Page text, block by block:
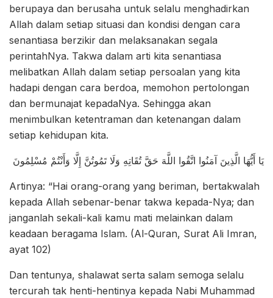
berupaya dan berusaha untuk selalu menghadirkan
Allah dalam setiap situasi dan kondisi dengan cara
senantiasa berzikir dan melaksanakan segala
perintahNya. Takwa dalam arti kita senantiasa
melibatkan Allah dalam setiap persoalan yang kita
hadapi dengan cara berdoa, memohon pertolongan
dan bermunajat kepadaNya. Sehingga akan
menimbulkan ketentraman dan ketenangan dalam
setiap kehidupan kita.
يَا أَيُّهَا الَّذِينَ آمَنُوا اتَّقُوا اللَّهَ حَقَّ تُقَاتِهِ وَلَا تَمُوتُنَّ إِلَّا وَأَنْتُمْ مُسْلِمُونَ
Artinya: “Hai orang-orang yang beriman, bertakwalah
kepada Allah sebenar-benar takwa kepada-Nya; dan
janganlah sekali-kali kamu mati melainkan dalam
keadaan beragama Islam. (Al-Quran, Surat Ali Imran,
ayat 102)
Dan tentunya, shalawat serta salam semoga selalu
tercurah tak henti-hentinya kepada Nabi Muhammad